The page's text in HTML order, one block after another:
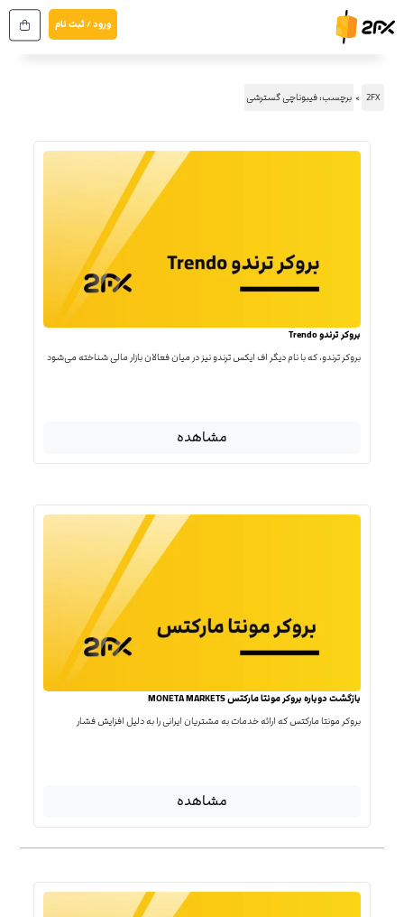
به
ورود / ثبت نام
2FX برچسب: فیبوناچی گسترشی
بروکر ترندو Trendo
بروکر ترندو، که با نام دیگر اف ایکس ترندو نیز در میان فعالان بازار مالی شناخته می‌شود
مشاهده
بازگشت دوباره بروکر مونتا مارکتس MONETA MARKETS
بروکر مونتا مارکتس که ارائه خدمات به مشتریان ایرانی را به دلیل افزایش فشار
مشاهده